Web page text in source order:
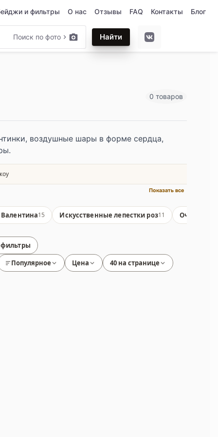
и фильтры О нас Отзывы FAQ Контакты Блог
Поиск по фото Найти
0 товаров
воздушные шары в форме сердца,
Показать все
15 Искусственные лепестки роз11 Очки в
Популярное
Цена 40 на странице